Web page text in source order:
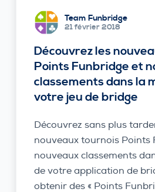
Team Funbridge
21 février 2018
Découvrez les
Points Funbridge et
classements dans la
votre jeu de bridge
Découvrez sans plus
nouveaux tournois Points
nouveaux classements
de votre application de
obtenir des « Points